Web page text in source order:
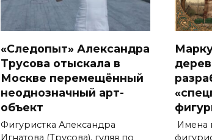
«Следопыт» Александра
Трусова отыскала в
Москве перемещённый
неоднозначный арт-
объект
Фигуристка Александра
Имена